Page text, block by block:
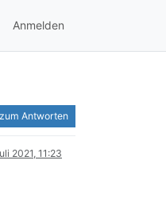
Anmelden
Antworten
2021, 11:23